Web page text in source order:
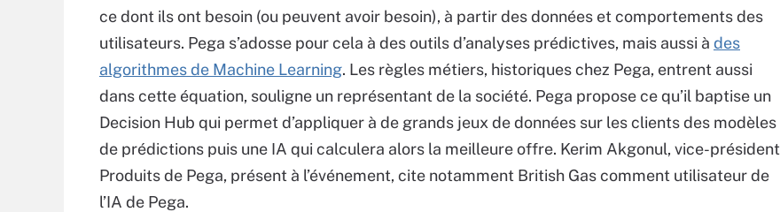
ce dont ils ont besoin (ou peuvent avoir besoin), à partir des données et comportements des
utilisateurs. Pega s’adosse pour cela à des outils d’analyses prédictives, mais aussi à des
algorithmes de Machine Learning. Les règles métiers, historiques chez Pega, entrent aussi
dans cette équation, souligne un représentant de la société. Pega propose ce qu’il baptise un
Decision Hub qui permet d’appliquer à de grands jeux de données sur les clients des modèles
de prédictions puis une IA qui calculera alors la meilleure offre. Kerim Akgonul, vice-président
Produits de Pega, présent à l’événement, cite notamment British Gas comment utilisateur de
l’IA de Pega.